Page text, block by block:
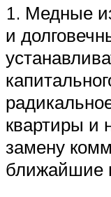
1. Медные
и
квартиры и
замену
ближайшие